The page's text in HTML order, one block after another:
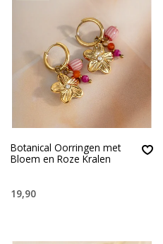
Botanical Oorringen met
Bloem en Roze Kralen
19,90